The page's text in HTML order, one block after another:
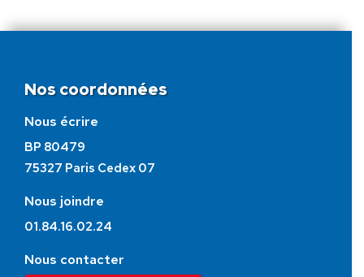
Nos coordonnées
Nous écrire
BP 80479
75327 Paris Cedex 07
Nous joindre
01.84.16.02.24
Nous contacter